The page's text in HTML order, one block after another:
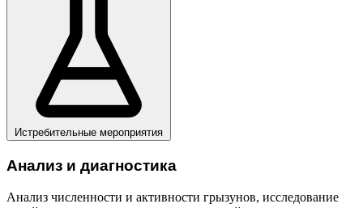
Истребительные мероприятия
Анализ и диагностика
Анализ численности и активности грызунов, исследование